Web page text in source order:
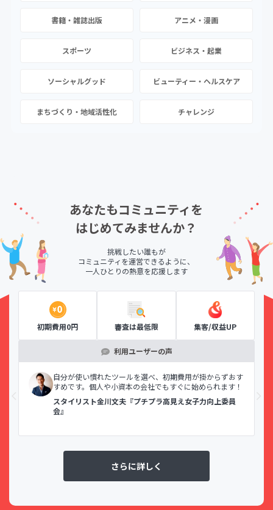
書籍・雑誌出版 アニメ・漫画
スポーツ ビジネス・起業
ソーシャルグッド ビューティー・ヘルスケア
まちづくり・地域活性化 チャレンジ
あなたもコミュニティを
はじめてみませんか？
挑戦したい誰もが
コミュニティを運営できるように、
一人ひとりの熱意を応援します
初期費用0円 審査は最低限 集客/収益UP
利用ユーザーの声
自分が使い慣れたツールを選べ、初期費用が掛からずおす
すめです。個人や小資本の会社でもすぐに始められます！
スタイリスト金川文夫『プチプラ高見え女子力向上委員
会』
さらに詳しく